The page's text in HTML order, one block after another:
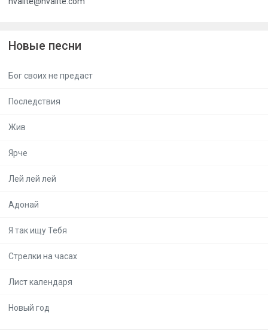
Новые песни
Бог своих не предаст
Последствия
Жив
Ярче
Лей лей лей
Адонай
Я так ищу Тебя
Стрелки на часах
Лист календаря
Новый год